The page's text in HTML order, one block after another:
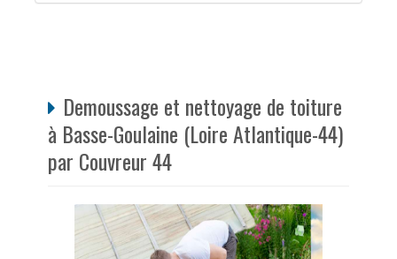
Demoussage et nettoyage de toiture
à Basse-Goulaine (Loire Atlantique-44)
par Couvreur 44